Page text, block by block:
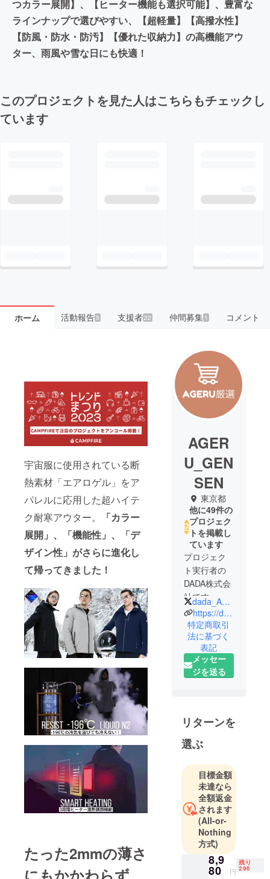
つカラー展開】、【ヒーター機能も選択可能】、豊富な
ラインナップで選びやすい、【超軽量】【高撥水性】
【防風・防水・防汚】【優れた収納力】の高機能アウ
ター、雨風や雪な日にも快適！
このプロジェクトを見た人はこちらもチェックし
ています
ホーム 活動報告5 支援者 22 仲間募集 1 コメント
宇宙服に使用されている断
熱素材「エアロゲル」をア
パレルに応用した超ハイテ
ク耐寒アウター。
「カラー
展開」、「機能性」、「デ
ザイン性」がさらに進化し
て帰ってきました！
たった2mmの薄さ
にもかかわらず、
AGER
U_GEN
SEN
東京都
他に49件の
プロジェク
トを掲載し
ています
プロジェク
ト実行者の
DADA株式会
社です。
弊社は「無
駄のない、
持続可能な
社会」を目
指す企業で
完全無料制
のフリマア
プリ「Ageru
ECショップ
「AGERU厳
選」を展開
しておりま
す。
ECショップ
「AGERU厳
選」では海
dada_Ageru
https://dada-gensen.com/
特定商取引
法に基づく
表記
メッセー
ジを送る
リターンを
選ぶ
目標金額
未達なら
全額返金
されます
(All-or-
Nothing
方式)
8,9
80 円
残り
296